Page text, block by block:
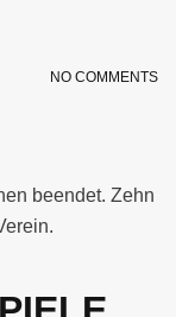
NO COMMENTS
beendet. Zehn